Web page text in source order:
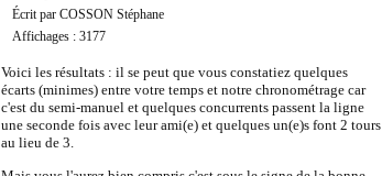
Écrit par COSSON Stéphane
Affichages : 3177
Voici les résultats : il se peut que vous constatiez quelques
écarts (minimes) entre votre temps et notre chronométrage car
c'est du semi-manuel et quelques concurrents passent la ligne
une seconde fois avec leur ami(e) et quelques un(e)s font 2 tours
au lieu de 3.